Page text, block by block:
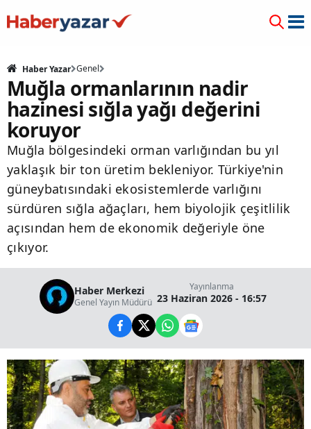
Haber Yazar Genel
Muğla ormanlarının nadir
hazinesi sığla yağı değerini
koruyor
Muğla bölgesindeki orman varlığından bu yıl
yaklaşık bir ton üretim bekleniyor. Türkiye'nin
güneybatısındaki ekosistemlerde varlığını
sürdüren sığla ağaçları, hem biyolojik çeşitlilik
açısından hem de ekonomik değeriyle öne
çıkıyor.
Haber Merkezi
Genel Yayın Müdürü
Yayınlanma
23 Haziran 2026 - 16:57